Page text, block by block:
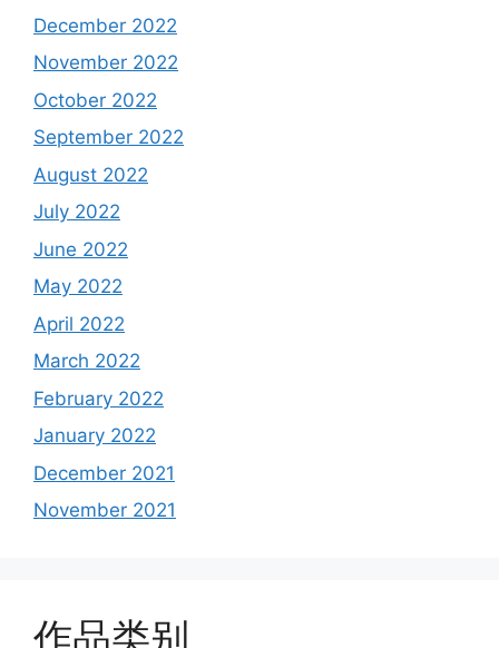
December 2022
November 2022
October 2022
September 2022
August 2022
July 2022
June 2022
May 2022
April 2022
March 2022
February 2022
January 2022
December 2021
November 2021
作品类别